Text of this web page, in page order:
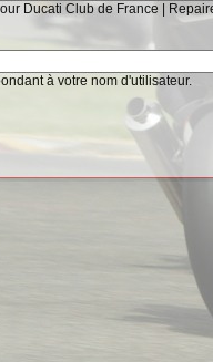
Ducati Club de France |
à votre nom d'utilisateur.